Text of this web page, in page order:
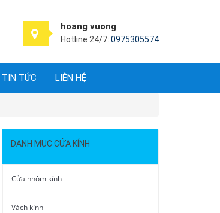
hoang vuong
Hotline 24/7: 0975305574
TIN TỨC LIÊN HỆ
DANH MỤC CỬA KÍNH
Cửa nhôm kính
Vách kính